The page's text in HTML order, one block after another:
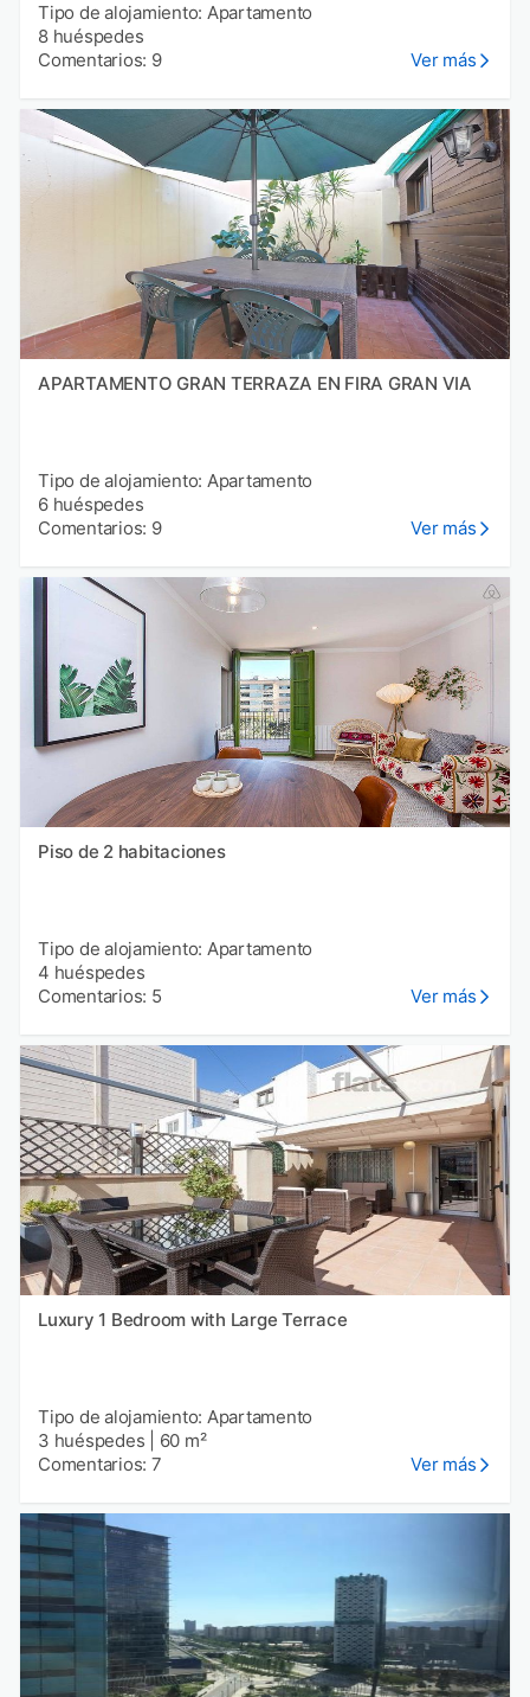
Tipo de alojamiento: Apartamento
8 huéspedes
Comentarios: 9
Ver más
APARTAMENTO GRAN TERRAZA EN FIRA GRAN VIA
Tipo de alojamiento: Apartamento
6 huéspedes
Comentarios: 9
Ver más
Piso de 2 habitaciones
Tipo de alojamiento: Apartamento
4 huéspedes
Comentarios: 5
Ver más
Luxury 1 Bedroom with Large Terrace
Tipo de alojamiento: Apartamento
3 huéspedes
60 m²
Comentarios: 7
Ver más